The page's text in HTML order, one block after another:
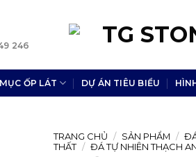
246
ỐP LÁT DỰ ÁN TIÊU BIỂU
TRANG CHỦ / SẢN PHẨM /
THẤT / ĐÁ TỰ NHIÊN THẠCH